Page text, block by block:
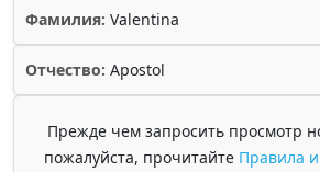
Фамилия: Valentina
Отчество: Apostol
Прежде чем запросить просмотр
пожалуйста, прочитайте Правила